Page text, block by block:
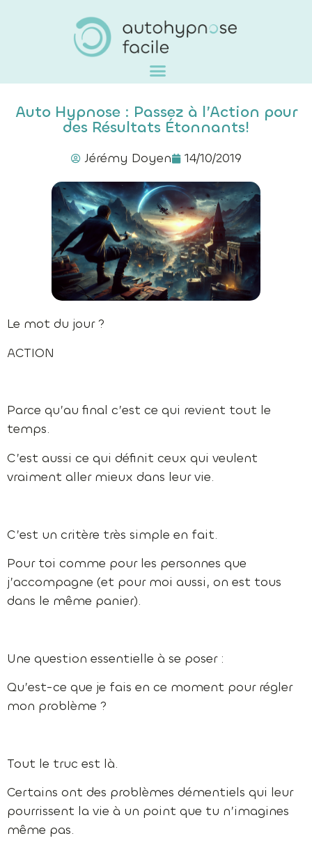
Auto Hypnose : Passez à l’Action pour
des Résultats Étonnants!
Jérémy Doyen 14/10/2019
Le mot du jour ?
ACTION
Parce qu’au final c’est ce qui revient tout le
temps.
C’est aussi ce qui définit ceux qui veulent
vraiment aller mieux dans leur vie.
C’est un critère très simple en fait.
Pour toi comme pour les personnes que
j’accompagne (et pour moi aussi, on est tous
dans le même panier).
Une question essentielle à se poser :
Qu’est-ce que je fais en ce moment pour régler
mon problème ?
Tout le truc est là.
Certains ont des problèmes démentiels qui leur
pourrissent la vie à un point que tu n’imagines
même pas.